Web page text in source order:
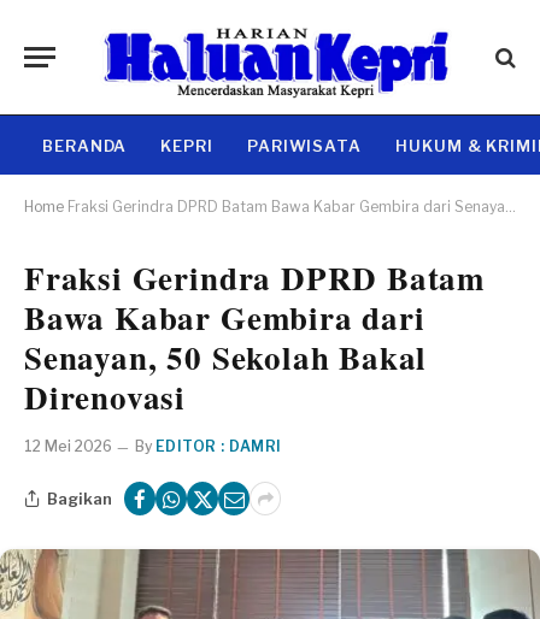
BERANDA KEPRI PARIWISATA HUKUM &
Home Fraksi Gerindra DPRD Batam Bawa Kabar Gembira dari Senayan, 50 Sekolah Bakal Direnovasi
Fraksi Gerindra DPRD Batam
Bawa Kabar Gembira dari
Senayan, 50 Sekolah Bakal
Direnovasi
12 Mei 2026 By EDITOR : DAMRI
Bagikan